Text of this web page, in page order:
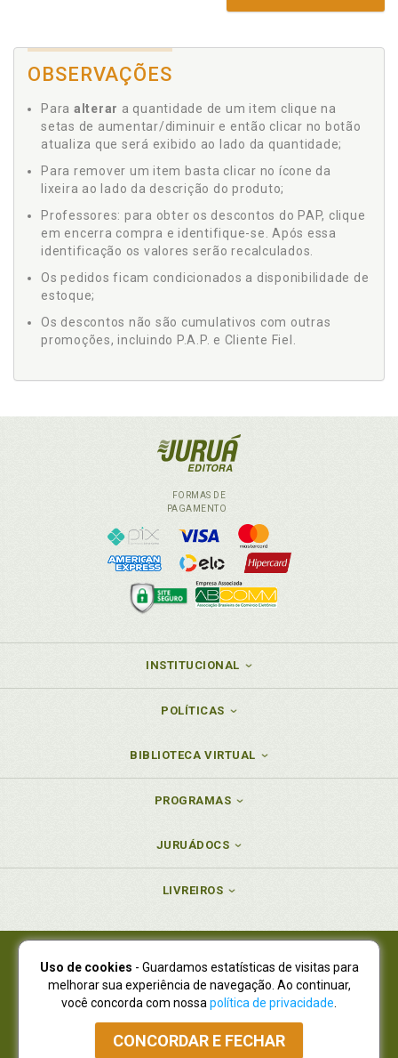
OBSERVAÇÕES
Para alterar a quantidade de um item clique na
setas de aumentar/diminuir e então clicar no botão
atualiza que será exibido ao lado da quantidade;
Para remover um item basta clicar no ícone da
lixeira ao lado da descrição do produto;
Professores: para obter os descontos do PAP, clique
em encerra compra e identifique-se. Após essa
identificação os valores serão recalculados.
Os pedidos ficam condicionados a disponibilidade de
estoque;
Os descontos não são cumulativos com outras
promoções, incluindo P.A.P. e Cliente Fiel.
FORMAS DE
PAGAMENTO
INSTITUCIONAL
POLÍTICAS
BIBLIOTECA VIRTUAL
PROGRAMAS
JURUÁDOCS
LIVREIROS
Juruá Editora Ltda., CNPJ 77.535.508/0001-19
Juruá Informática Ltda., CNPJ 01.701.561/0001-80
NOVO ENDEREÇO:R. Flávio Dallegrave, 7665, São Lourenço |
Curitiba - Paraná - CEP 82210-310
Atendimento: (41) 4009-3900|Vendas Atacado: (41) 4009-3939
Uso de cookies - Guardamos estatísticas de visitas para
melhorar sua experiência de navegação. Ao continuar,
você concorda com nossa política de privacidade
CONCORDAR E FECHAR